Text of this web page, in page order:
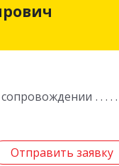
Отправить заявку
Отправить заявку